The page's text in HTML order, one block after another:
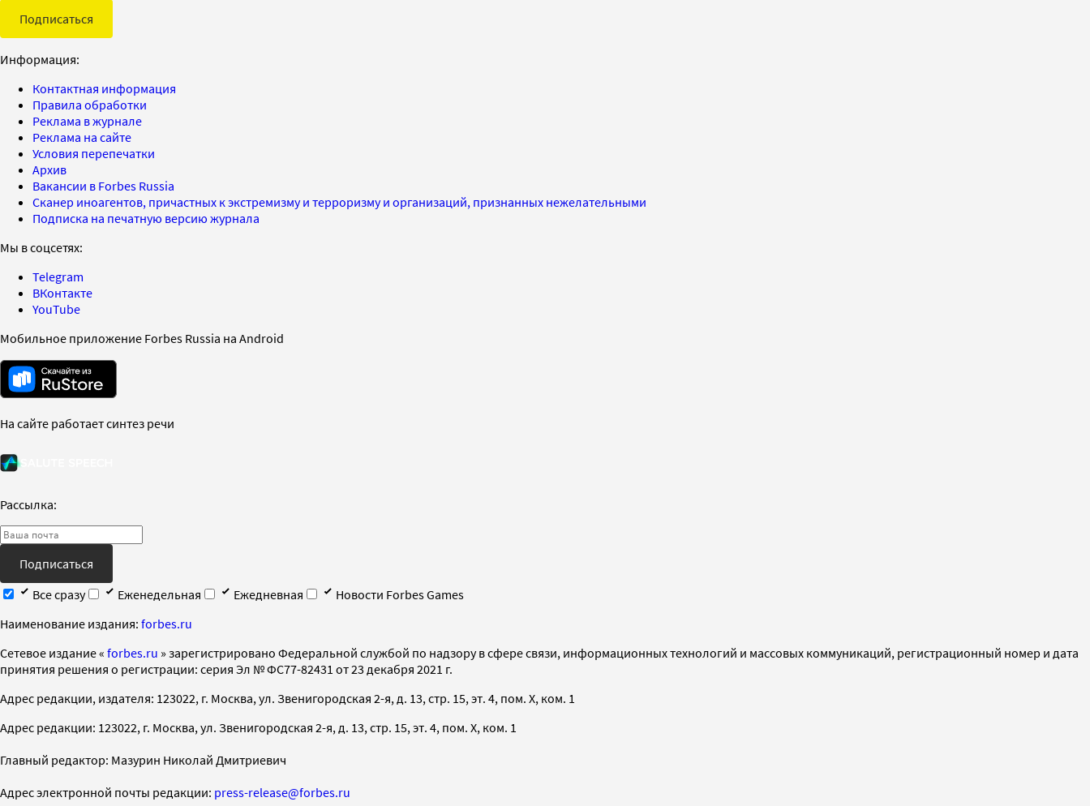
Подписаться
Информация:
Контактная информация
Правила обработки
Реклама в журнале
Реклама на сайте
Условия перепечатки
Архив
Вакансии в Forbes Russia
Сканер иноагентов, причастных к экстремизму и терроризму и организаций, признанных нежелательными
Подписка на печатную версию журнала
Мы в соцсетях:
Telegram
ВКонтакте
YouTube
Мобильное приложение Forbes Russia на Android
На сайте работает синтез речи
Рассылка:
Подписаться
Все сразу
Еженедельная Ежедневная
Новости Forbes Games
Наименование издания: forbes.ru
Cетевое издание « forbes.ru » зарегистрировано Федеральной службой по надзору в сфере связи, информационных технологий и массовых коммуникаций, регистрационный номер и дата
принятия решения о регистрации: серия Эл № ФС77-82431 от 23 декабря 2021 г.
Адрес редакции, издателя: 123022, г. Москва, ул. Звенигородская 2-я, д. 13, стр. 15, эт. 4, пом. X, ком. 1
Адрес редакции: 123022, г. Москва, ул. Звенигородская 2-я, д. 13, стр. 15, эт. 4, пом. X, ком. 1
Главный редактор: Мазурин Николай Дмитриевич
Адрес электронной почты редакции: press-release@forbes.ru